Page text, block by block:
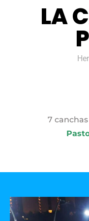
LA
7 canchas